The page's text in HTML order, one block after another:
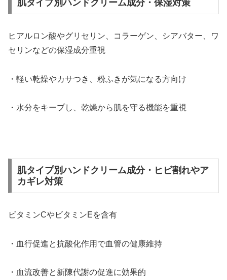
肌タイプ別ハンドクリーム成分・保湿対策
ヒアルロン酸やグリセリン、コラーゲン、シアバター、ワ
セリンなどの保湿成分重視
・軽い乾燥やカサつき、粉ふきが気になる方向け
・水分をキープし、乾燥から肌を守る機能を重視
肌タイプ別ハンドクリーム成分・ヒビ割れやア
カギレ対策
ビタミンCやビタミンEを含有
・血行促進と抗酸化作用で血管の健康維持
・血流改善と新陳代謝の促進に効果的